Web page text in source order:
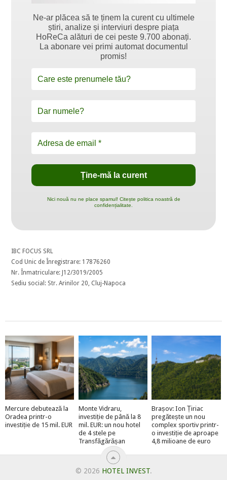
Ne-ar plăcea să te ținem la curent cu ultimele
știri, analize și interviuri despre piața
HoReCa alături de cei peste 9.700 abonați.
La abonare vei primi automat documentul
promis!
Nici nouă nu ne place spamul! Citește politica noastră de
confidențialitate.
IBC FOCUS SRL
Cod Unic de Înregistrare: 17876260
Nr. Înmatriculare: J12/3019/2005
Sediu social: Str. Arinilor 20, Cluj-Napoca
Mercure debutează la
Oradea printr-o
investiție de 15 mil. EUR
Monte Vidraru,
investiție de până la 8
mil. EUR: un nou hotel
de 4 stele pe
Transfăgărășan
Brașov: Ion Țiriac
pregătește un nou
complex sportiv printr-
o investiție de aproape
4,8 milioane de euro
© 2026 HOTEL INVEST.